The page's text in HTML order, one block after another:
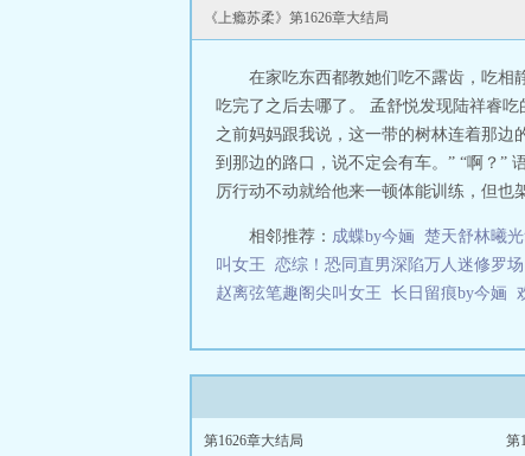
《上瘾苏柔》第1626章大结局
在家吃东西都教她们吃不露齿，吃相
吃完了之后去哪了。 孟舒悦发现陆祥睿
之前妈妈跟我说，这一带的树林连着那边
到那边的路口，说不定会有车。” “啊？”
厉行动不动就给他来一顿体能训练，但也
相邻推荐： 成蝶by今婳 楚天舒林曦
叫女王
恋综！恐同直男深陷万人迷修罗场
赵离弦笔趣阁尖叫女王
长日留痕by今婳
第1626章大结局 第